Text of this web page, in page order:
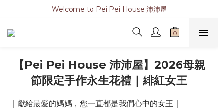
Welcome to Pei Pei House 沛沛屋
【Pei Pei House 沛沛屋】2026母親
節限定手作永生花禮｜緋紅女王
｜獻給最愛的媽媽，您一直都是我們心中的女王｜